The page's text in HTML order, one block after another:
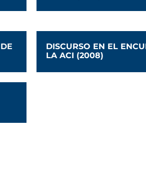
DISCURSO EN EL
LA ACI (2008)